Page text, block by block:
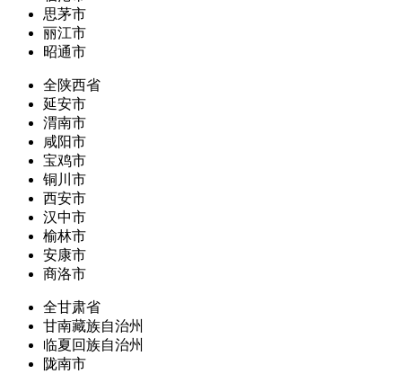
思茅市
丽江市
昭通市
全陕西省
延安市
渭南市
咸阳市
宝鸡市
铜川市
西安市
汉中市
榆林市
安康市
商洛市
全甘肃省
甘南藏族自治州
临夏回族自治州
陇南市